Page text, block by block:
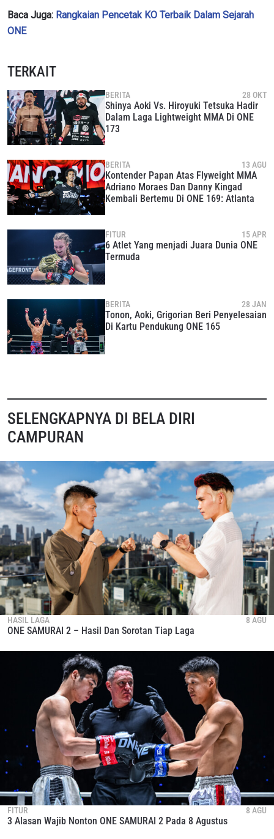
Baca Juga: Rangkaian Pencetak KO Terbaik Dalam Sejarah
ONE
TERKAIT
BERITA 28 OKT
Shinya Aoki Vs. Hiroyuki Tetsuka Hadir
Dalam Laga Lightweight MMA Di ONE
173
BERITA 13 AGU
Kontender Papan Atas Flyweight MMA
Adriano Moraes Dan Danny Kingad
Kembali Bertemu Di ONE 169: Atlanta
FITUR 15 APR
6 Atlet Yang menjadi Juara Dunia ONE
Termuda
BERITA 28 JAN
Tonon, Aoki, Grigorian Beri Penyelesaian
Di Kartu Pendukung ONE 165
SELENGKAPNYA DI BELA DIRI
CAMPURAN
HASIL LAGA 8 AGU
ONE SAMURAI 2 – Hasil Dan Sorotan Tiap Laga
FITUR 8 AGU
3 Alasan Wajib Nonton ONE SAMURAI 2 Pada 8 Agustus
anda berdasarkanKebijakan Privasikami. Anda dapat